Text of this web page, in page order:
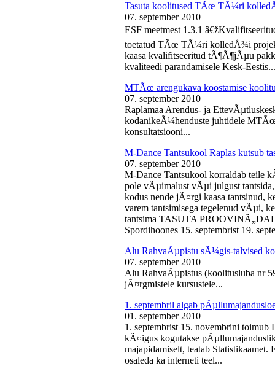
Tasuta koolitused TÃœ TÃ¼ri
07. september 2010
ESF meetmest 1.3.1
toetatud TÃœ TÃ¼ri kolledÅ¾i
kaasa kvalifitseeritud tÃ¶Ã¶jÃµu
kvaliteedi parandamisele Kesk-Eestis...
MTÃœ arengukava koostamise
07. september 2010
Raplamaa Arendus- ja
kodanikeÃ¼henduste juhtidele
konsultatsiooni...
M-Dance Tantsukool Raplas kutsub
07. september 2010
M-Dance Tantsukool korraldab teile
pole vÃµimalust vÃµi julgust
kodus nende jÃ¤rgi kaasa tantsinud,
varem tantsimisega tegelenud vÃµi,
tantsima TASUTA
Spordihoones 15. septembrist 19.
Alu RahvaÃµpistu sÃ¼gis-talvised
07. september 2010
Alu RahvaÃµpistus (koolitusluba nr
jÃ¤rgmistele kursustele...
1. septembril algab
01. september 2010
1. septembrist 15. novembrini toimub
kÃ¤igus kogutakse
majapidamiselt, teatab Statistikaamet.
osaleda ka interneti teel...